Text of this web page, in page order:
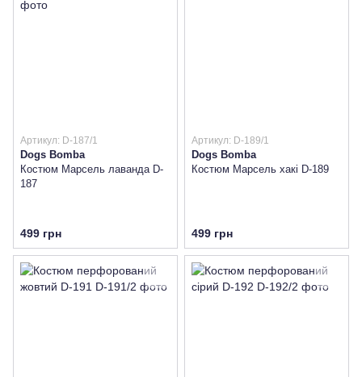
Артикул: D-187/1
Dogs Bomba
Костюм Марсель лаванда D-
187
499 грн
Артикул: D-189/1
Dogs Bomba
Костюм Марсель хакі D-189
499 грн